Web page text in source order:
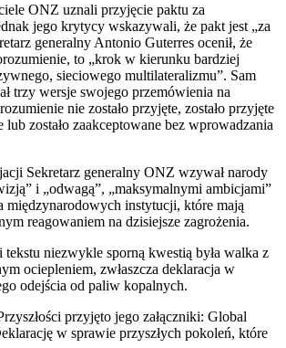
ONZ uznali przyjęcie paktu za
jego krytycy wskazywali, że pakt jest „za
generalny Antonio Guterres ocenił, że
to „krok w kierunku bardziej
sieciowego multilateralizmu”. Sam
trzy wersje swojego przemówienia na
nie zostało przyjęte, zostało przyjęte
zostało zaakceptowane bez wprowadzania
Sekretarz generalny ONZ wzywał narody
i „odwagą”, „maksymalnymi ambicjami”
międzynarodowych instytucji, które mają
reagowaniem na dzisiejsze zagrożenia.
niezwykle sporną kwestią była walka z
ociepleniem, zwłaszcza deklaracja w
odejścia od paliw kopalnych.
przyjęto jego załączniki: Global
w sprawie przyszłych pokoleń, które